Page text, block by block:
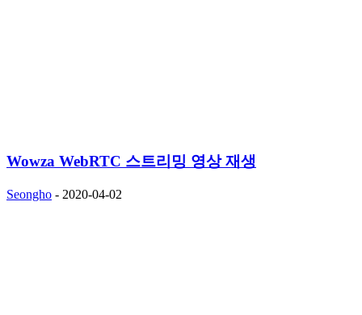
Wowza WebRTC 스트리밍 영상 재생
Seongho - 2020-04-02